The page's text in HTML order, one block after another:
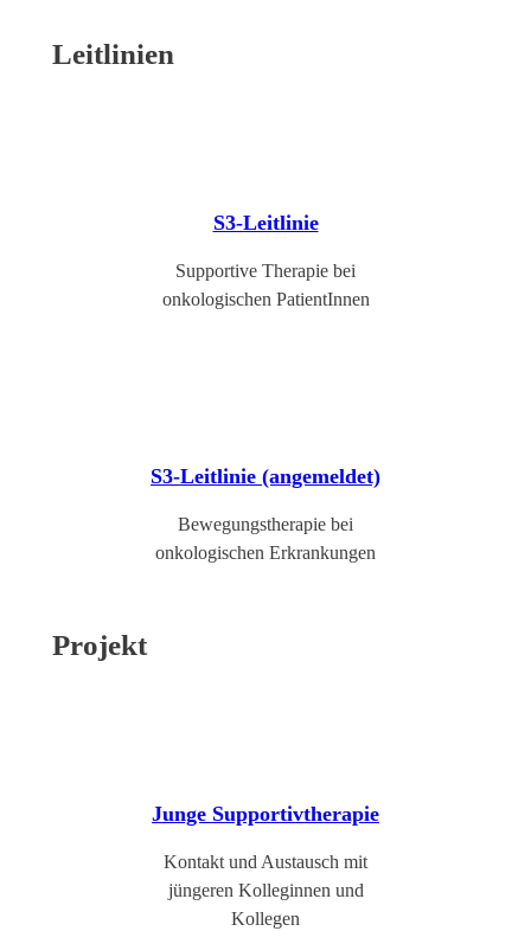
Leitlinien
S3-Leitlinie
Supportive Therapie bei
onkologischen PatientInnen
S3-Leitlinie (angemeldet)
Bewegungstherapie bei
onkologischen Erkrankungen
Projekt
Junge Supportivtherapie
Kontakt und Austausch mit
jüngeren Kolleginnen und
Kollegen